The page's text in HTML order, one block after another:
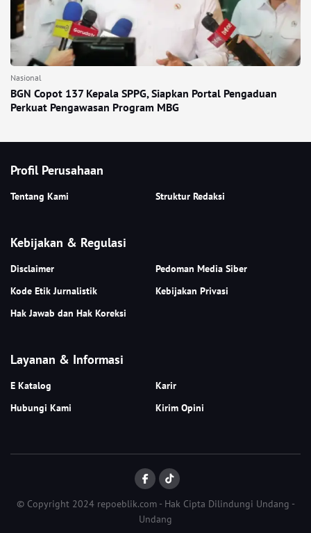
Nasional
BGN Copot 137 Kepala SPPG, Siapkan Portal Pengaduan
Perkuat Pengawasan Program MBG
Profil Perusahaan
Tentang Kami Struktur Redaksi
Kebijakan & Regulasi
Disclaimer
Pedoman Media Siber
Kode Etik Jurnalistik
Kebijakan Privasi
Hak Jawab dan Hak Koreksi
Layanan & Informasi
E Katalog
Karir
Hubungi Kami
Kirim Opini
© Copyright 2024 repoeblik.com - Hak Cipta Dilindungi Undang -
Undang